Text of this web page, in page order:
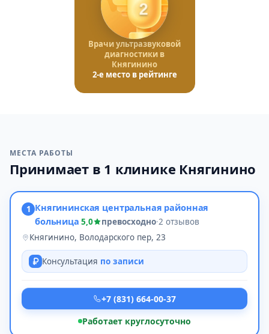
2
Врачи ультразвуковой
диагностики в
Княгинино
2-е место в рейтинге
МЕСТА РАБОТЫ
Принимает в 1 клинике Княгинино
1 Княгининская центральная районная
больница 5,0 превосходно·2 отзывов
Княгинино, Володарского пер, 23
Консультация по записи
+7 (831) 664-00-37
Работает круглосуточно